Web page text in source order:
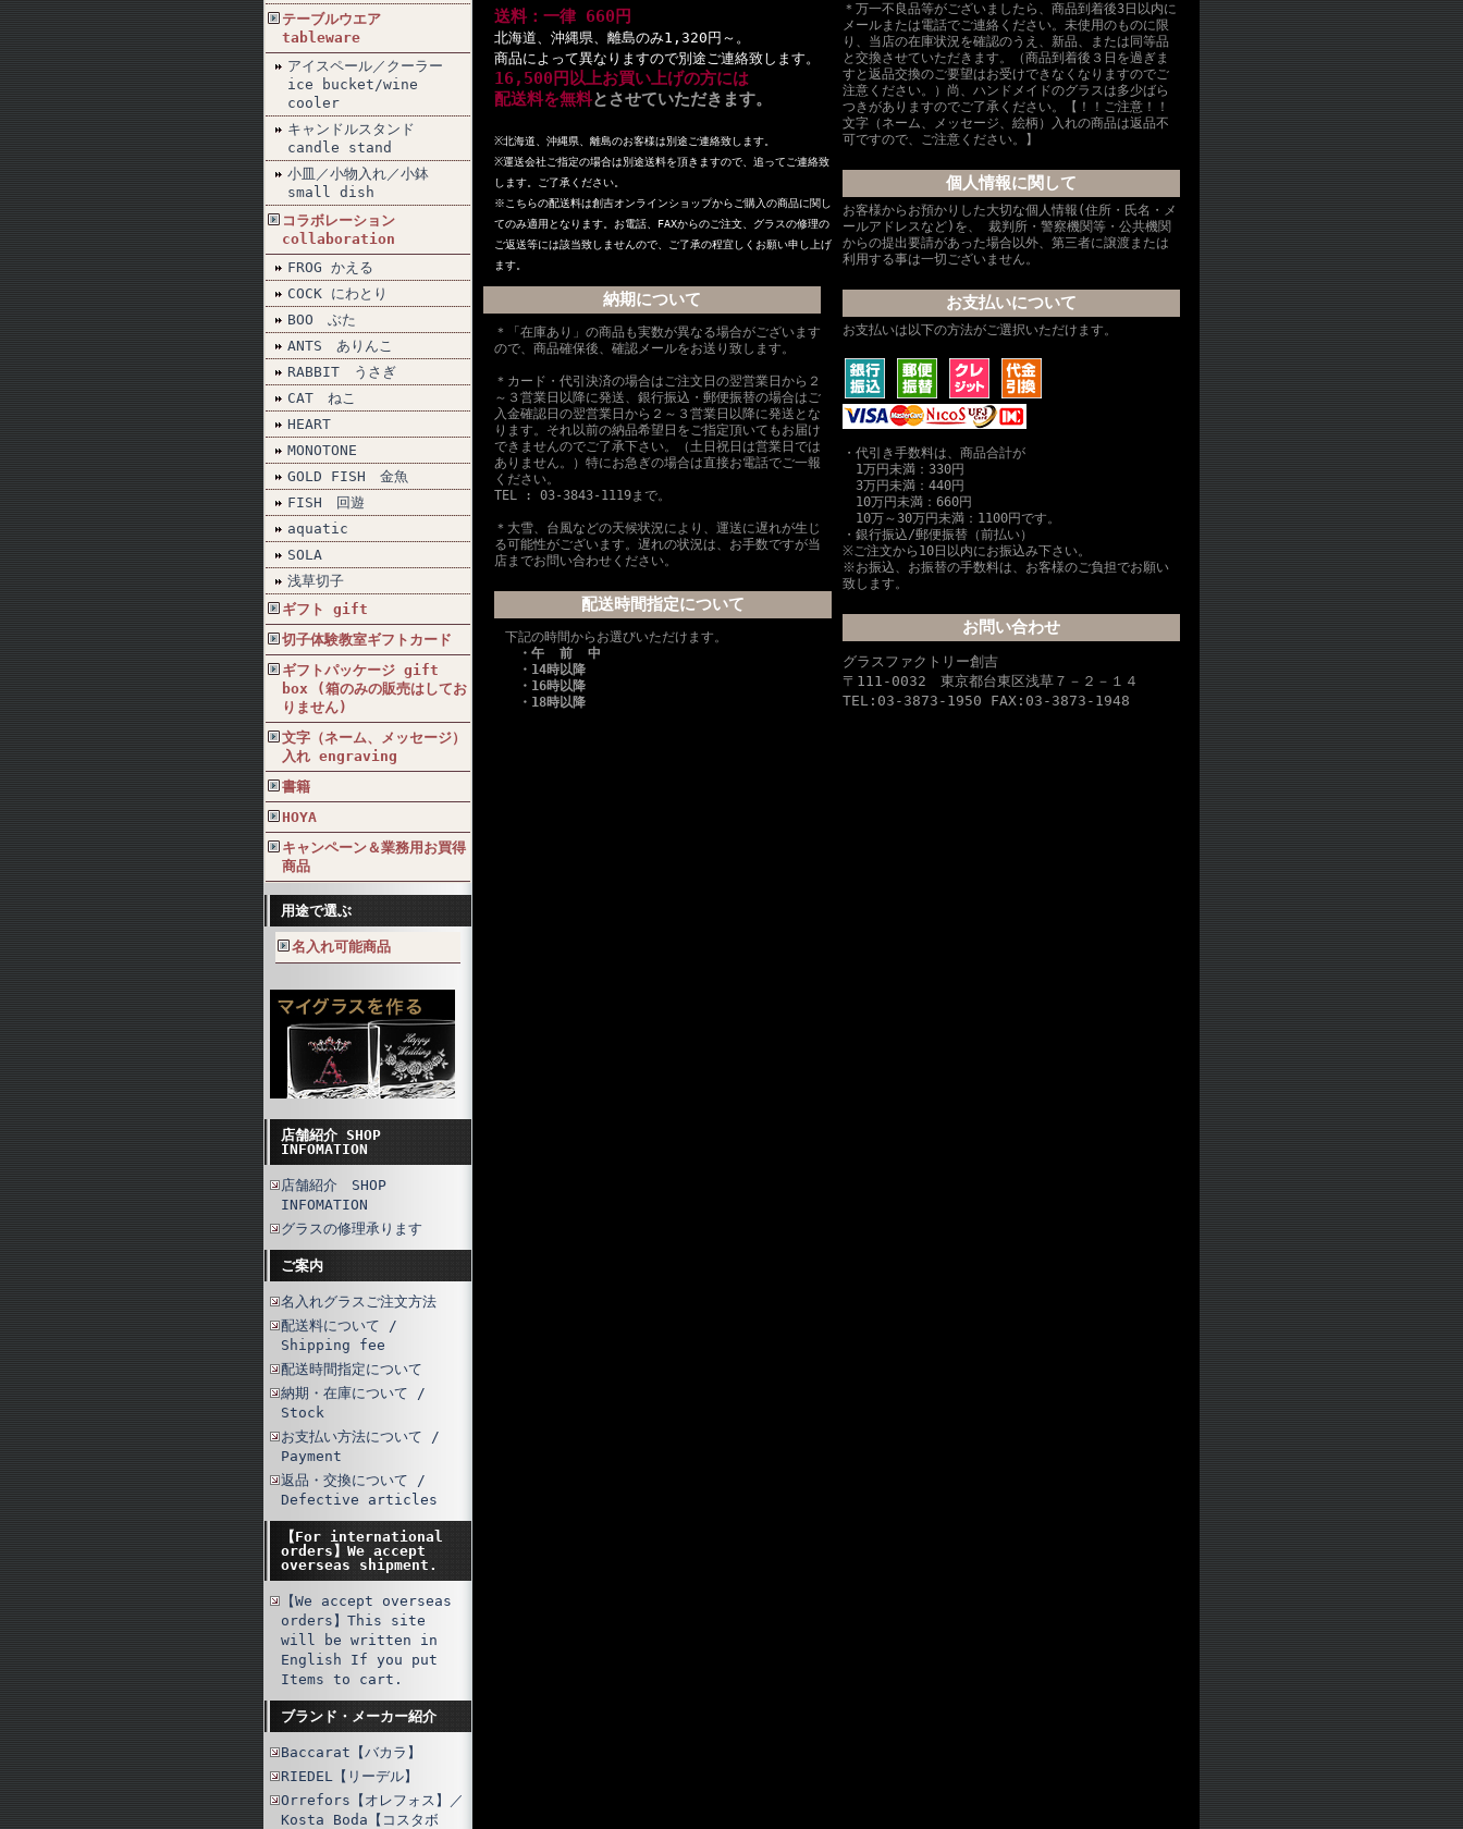
テーブルウエア
tableware
アイスペール／クーラー
ice bucket/wine
cooler
キャンドルスタンド
candle stand
小皿／小物入れ／小鉢
small dish
コラボレーション
collaboration
FROG かえる
COCK にわとり
BOO ぶた
ANTS ありんこ
RABBIT うさぎ
CAT ねこ
HEART
MONOTONE
GOLD FISH 金魚
FISH 回遊
aquatic
SOLA
浅草切子
ギフト gift
切子体験教室ギフトカード
ギフトパッケージ gift
box (箱のみの販売はしてお
りません)
文字（ネーム、メッセージ）
入れ engraving
書籍
HOYA
キャンペーン＆業務用お買得
商品
用途で選ぶ
名入れ可能商品
店舗紹介 SHOP
INFOMATION
店舗紹介 SHOP
INFOMATION
グラスの修理承ります
ご案内
名入れグラスご注文方法
配送料について /
Shipping fee
配送時間指定について
納期・在庫について /
Stock
お支払い方法について /
Payment
返品・交換について /
Defective articles
【For international
orders】We accept
overseas shipment.
【We accept overseas
orders】This site
will be written in
English If you put
Items to cart.
ブランド・メーカー紹介
Baccarat【バカラ】
RIEDEL【リーデル】
Orrefors【オレフォス】／
Kosta Boda【コスタボ
送料：一律 660円
北海道、沖縄県、離島のみ1,320円～。
商品によって異なりますので別途ご連絡致します。
16,500円以上お買い上げの方には
配送料を無料とさせていただきます。
※北海道、沖縄県、離島のお客様は別途ご連絡致します。
※運送会社ご指定の場合は別途送料を頂きますので、追ってご連絡致
します。ご了承ください。
※こちらの配送料は創吉オンラインショップからご購入の商品に関し
てのみ適用となります。お電話、FAXからのご注文、グラスの修理の
ご返送等には該当致しませんので、ご了承の程宜しくお願い申し上げ
ます。
納期について
＊「在庫あり」の商品も実数が異なる場合がございます
ので、商品確保後、確認メールをお送り致します。
＊カード・代引決済の場合はご注文日の翌営業日から２
～３営業日以降に発送、銀行振込・郵便振替の場合はご
入金確認日の翌営業日から２～３営業日以降に発送とな
ります。それ以前の納品希望日をご指定頂いてもお届け
できませんのでご了承下さい。（土日祝日は営業日では
ありません。）特にお急ぎの場合は直接お電話でご一報
ください。
TEL : 03-3843-1119まで。
＊大雪、台風などの天候状況により、運送に遅れが生じ
る可能性がございます。遅れの状況は、お手数ですが当
店までお問い合わせください。
配送時間指定について
下記の時間からお選びいただけます。
・午 前 中
・14時以降
・16時以降
・18時以降
＊万一不良品等がございましたら、商品到着後3日以内に
メールまたは電話でご連絡ください。未使用のものに限
り、当店の在庫状況を確認のうえ、新品、または同等品
と交換させていただきます。（商品到着後３日を過ぎま
すと返品交換のご要望はお受けできなくなりますのでご
注意ください。）尚、ハンドメイドのグラスは多少ばら
つきがありますのでご了承ください。【！！ご注意！！
文字（ネーム、メッセージ、絵柄）入れの商品は返品不
可ですので、ご注意ください。】
個人情報に関して
お客様からお預かりした大切な個人情報(住所・氏名・メ
ールアドレスなど)を、 裁判所・警察機関等・公共機関
からの提出要請があった場合以外、第三者に譲渡または
利用する事は一切ございません。
お支払いについて
お支払いは以下の方法がご選択いただけます。
・代引き手数料は、商品合計が
1万円未満：330円
3万円未満：440円
10万円未満：660円
10万～30万円未満：1100円です。
・銀行振込/郵便振替（前払い）
※ご注文から10日以内にお振込み下さい。
※お振込、お振替の手数料は、お客様のご負担でお願い
致します。
お問い合わせ
グラスファクトリー創吉
〒111-0032 東京都台東区浅草７－２－１４
TEL:03-3873-1950 FAX:03-3873-1948